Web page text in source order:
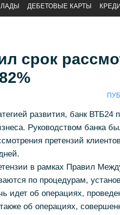
ДЕБЕТОВЫЕ КАРТЫ
срок
развития, банк ВТБ24
Руководством банка
претензий
в рамках Правил
по процедурам,
идет об операциях,
об операциях,